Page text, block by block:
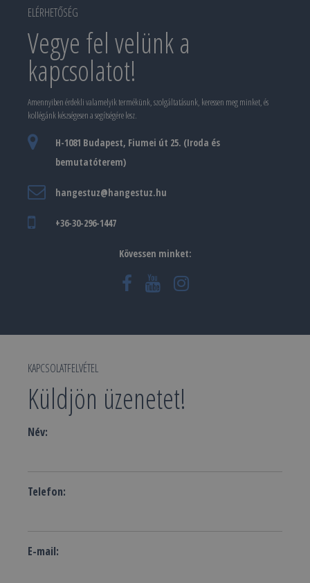
ELÉRHETŐSÉG
Vegye fel velünk a
kapcsolatot!
Amennyiben érdekli valamelyik termékünk, szolgáltatásunk, keressen meg minket, és
kollégánk készségesen a segítségére lesz.
H-1081 Budapest, Fiumei út 25. (Iroda és
bemutatóterem)
hangestuz@hangestuz.hu
+36-30-296-1447
Kövessen minket:
KAPCSOLATFELVÉTEL
Küldjön üzenetet!
Név:
Telefon:
E-mail: